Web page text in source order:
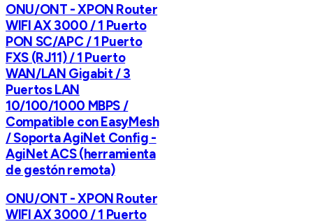
ONU/ONT - XPON Router
WIFI AX 3000 / 1 Puerto
PON SC/APC / 1 Puerto
FXS (RJ11) / 1 Puerto
WAN/LAN Gigabit / 3
Puertos LAN
10/100/1000 MBPS /
Compatible con EasyMesh
/ Soporta AgiNet Config -
AgiNet ACS (herramienta
de gestón remota)
ONU/ONT - XPON Router
WIFI AX 3000 / 1 Puerto